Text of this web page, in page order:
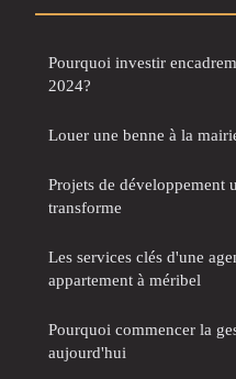
Pourquoi investir
2024?
Louer une benne à la
Projets de développement
transforme
Les services clés d'une
appartement à méribel
Pourquoi commencer la
aujourd'hui